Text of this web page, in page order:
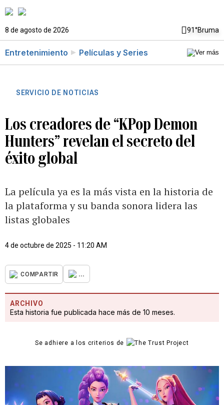
8 de agosto de 2026 91°Bruma
Entretenimiento Películas y Series
SERVICIO DE NOTICIAS
Los creadores de “KPop Demon
Hunters” revelan el secreto del
éxito global
La película ya es la más vista en la historia de
la plataforma y su banda sonora lidera las
listas globales
4 de octubre de 2025 - 11:20 AM
COMPARTIR ...
ARCHIVO
Esta historia fue publicada hace más de 10 meses.
Se adhiere a los criterios de